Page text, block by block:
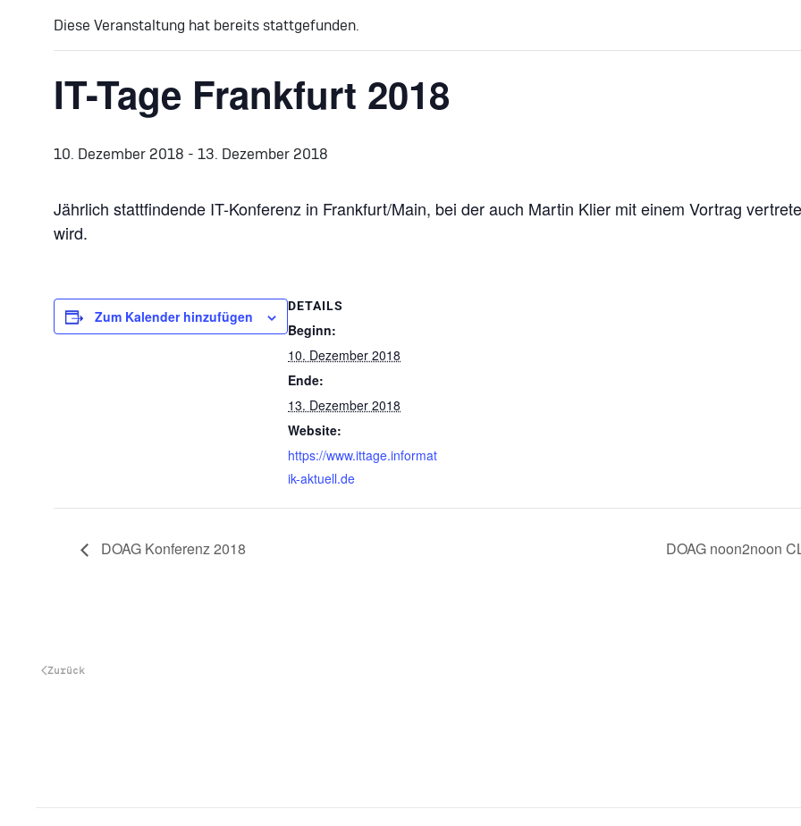
Diese Veranstaltung hat bereits stattgefunden.
IT-Tage Frankfurt 2018
10. Dezember 2018 - 13. Dezember 2018
Jährlich stattfindende IT-Konferenz in Frankfurt/Main, bei der auch Martin Klier mit einem Vortrag
wird.
Zum Kalender hinzufügen
DETAILS
Beginn:
10. Dezember 2018
Ende:
13. Dezember 2018
Website:
https://www.ittage.informat
ik-aktuell.de
DOAG Konferenz 2018 DOAG noon2noon
Zurück